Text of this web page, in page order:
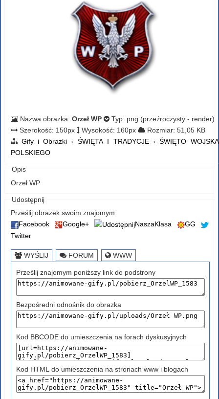
Nazwa obrazka: Orzeł WP
Typ: png (przeźroczysty - render)
Szerokość: 150px Wysokość: 160px
Rozmiar: 51,05 KB
Gify i Obrazki› ŚWIĘTA I TRADYCJE › ŚWIĘTO WOJSKA
POLSKIEGO
Opis
Orzeł WP
Udostępnij
Prześlij obrazek swoim znajomym
Facebook
Google+ NaszaKlasa
GG
Twitter
WYŚLIJ FORUM WWW
Prześlij znajomym poniższy link do podstrony
Bezpośredni odnośnik do obrazka
Kod BBCODE do umieszczenia na forach dyskusyjnych
Kod HTML do umieszczenia na stronach www i blogach